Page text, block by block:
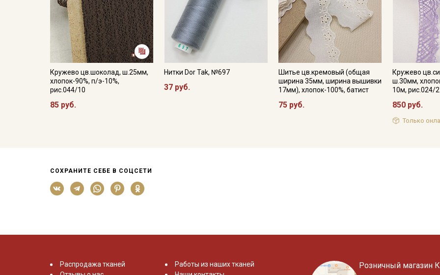
Кружево цв.шоколад, ш.25мм,
хлопок-90%, п/э-10%,
рис.044/10
85 руб.
Нитки Dor Tak, №697
37 руб.
Шитье цв.кремовый (общая
ширина 35мм, ширина вышивки
17мм), хлопок-100%, батист
75 руб.
Кружево
ш.30мм,
10м, рис.024/
850 руб.
Только
СОХРАНИТЕ СЕБЕ В СОЦСЕТИ
Распродажа тканей
Работы из наших тканей
Розничный магазин